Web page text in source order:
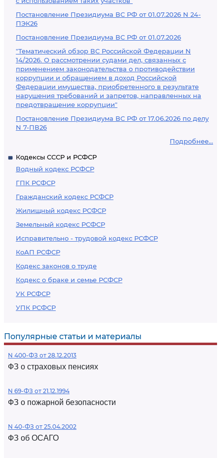
Постановление Президиума ВС РФ от 01.07.2026 N 24-
ПЭК26
Постановление Президиума ВС РФ от 01.07.2026
"Тематический обзор ВС Российской Федерации N
14/2026. О рассмотрении судами дел, связанных с
применением законодательства о противодействии
коррупции и обращением в доход Российской
Федерации имущества, приобретенного в результате
нарушения требований и запретов, направленных на
предотвращение коррупции"
Постановление Президиума ВС РФ от 17.06.2026 по делу
N 7-ПВ26
Подробнее...
Кодексы СССР и РСФСР
Водный кодекс РСФСР
ГПК РСФСР
Гражданский кодекс РСФСР
Жилищный кодекс РСФСР
Земельный кодекс РСФСР
Исправительно - трудовой кодекс РСФСР
КоАП РСФСР
Кодекс законов о труде
Кодекс о браке и семье РСФСР
УК РСФСР
УПК РСФСР
Популярные статьи и материалы
N 400-ФЗ от 28.12.2013
ФЗ о страховых пенсиях
N 69-ФЗ от 21.12.1994
ФЗ о пожарной безопасности
N 40-ФЗ от 25.04.2002
ФЗ об ОСАГО